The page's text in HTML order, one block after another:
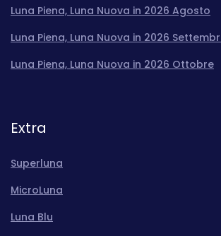
Luna Piena, Luna Nuova in 2026 Agosto
Luna Piena, Luna Nuova in 2026
Luna Piena, Luna Nuova in 2026 Ottobre
Extra
Superluna
MicroLuna
Luna Blu